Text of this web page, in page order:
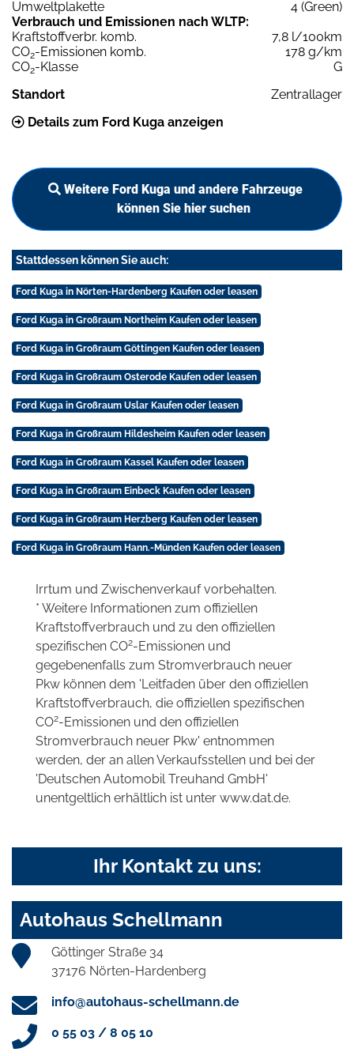
Umweltplakette
4 (Green)
Verbrauch und Emissionen nach WLTP:
Kraftstoffverbr. komb.
7,8 l/100km
CO2-Emissionen komb.
178 g/km
CO2-Klasse
G
Standort
Zentrallager
Details zum Ford Kuga anzeigen
Weitere Ford Kuga und andere Fahrzeuge
können Sie hier suchen
Stattdessen können Sie auch:
Ford Kuga in Nörten-Hardenberg Kaufen oder leasen
Ford Kuga in Großraum Northeim Kaufen oder leasen
Ford Kuga in Großraum Göttingen Kaufen oder leasen
Ford Kuga in Großraum Osterode Kaufen oder leasen
Ford Kuga in Großraum Uslar Kaufen oder leasen
Ford Kuga in Großraum Hildesheim Kaufen oder leasen
Ford Kuga in Großraum Kassel Kaufen oder leasen
Ford Kuga in Großraum Einbeck Kaufen oder leasen
Ford Kuga in Großraum Herzberg Kaufen oder leasen
Ford Kuga in Großraum Hann.-Münden Kaufen oder leasen
Irrtum und Zwischenverkauf vorbehalten.
* Weitere Informationen zum offiziellen
Kraftstoffverbrauch und zu den offiziellen
spezifischen CO2-Emissionen und
gegebenenfalls zum Stromverbrauch neuer
Pkw können dem 'Leitfaden über den offiziellen
Kraftstoffverbrauch, die offiziellen spezifischen
CO2-Emissionen und den offiziellen
Stromverbrauch neuer Pkw' entnommen
werden, der an allen Verkaufsstellen und bei der
'Deutschen Automobil Treuhand GmbH'
unentgeltlich erhältlich ist unter www.dat.de.
Ihr Kontakt zu uns:
Autohaus Schellmann
Göttinger Straße 34
37176 Nörten-Hardenberg
info@autohaus-schellmann.de
0 55 03 / 8 05 10